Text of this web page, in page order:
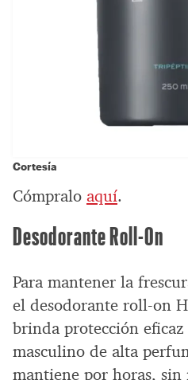
Cortesía
Cómpralo aquí.
Desodorante Roll-On
Para mantener la
el desodorante roll-on
brinda protección
masculino de alta
mantiene por horas,